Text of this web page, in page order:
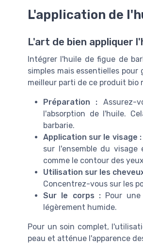
L'application de
L'art de bien appliquer
Intégrer l'huile de figue de
simples mais essentielles
meilleur parti de ce produit bio
Préparation : Assurez-
l'absorption de l'huile.
barbarie.
Application sur le visage :
sur l'ensemble du
comme le contour des
Utilisation sur les
Concentrez-vous sur les
Sur le corps :Pour une
légèrement humide.
Pour un soin complet,
peau et atténue l'apparence